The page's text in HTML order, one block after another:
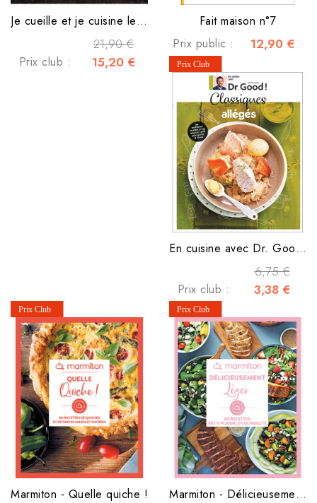
Je cueille et je cuisine les légumes du potager
21,90 €
Prix club : 15,20 €
Fait maison n°7
Prix public :
12,90 €
En cuisine avec Dr. Good ! - Classiques allégés
6,75 €
Prix club : 3,38 €
Marmiton - Quelle quiche ! Marmiton - Délicieusement léger